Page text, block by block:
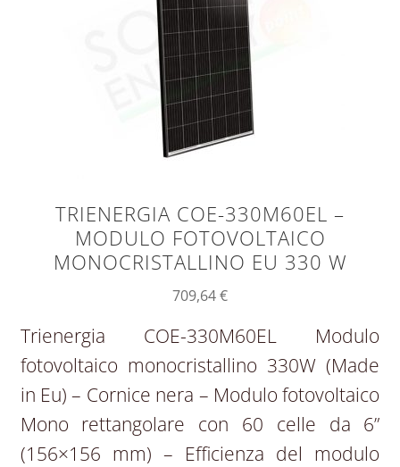
TRIENERGIA COE-330M60EL –
MODULO FOTOVOLTAICO
MONOCRISTALLINO EU 330 W
709,64€
Trienergia COE-330M60EL Modulo
fotovoltaico monocristallino 330W (Made
in Eu) – Cornice nera – Modulo fotovoltaico
Mono rettangolare con 60 celle da 6”
(156×156 mm) – Efficienza del modulo